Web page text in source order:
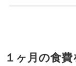
１ヶ月の食